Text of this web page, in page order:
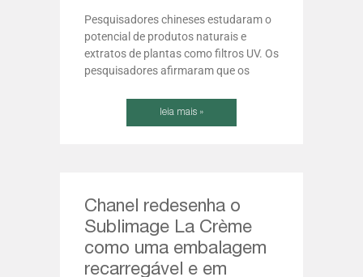
Pesquisadores chineses estudaram o
potencial de produtos naturais e
extratos de plantas como filtros UV. Os
pesquisadores afirmaram que os
leia mais »
Chanel redesenha o
Sublimage La Crème
como uma embalagem
recarregável e em